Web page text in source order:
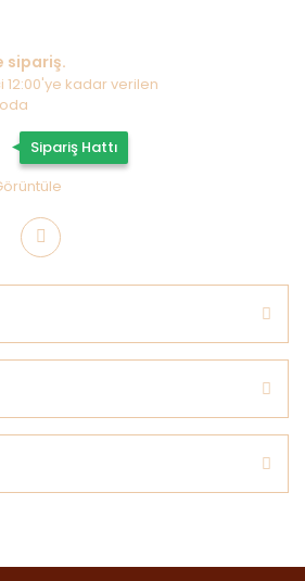
sipariş.
12:00'ye kadar verilen
Sipariş Hattı